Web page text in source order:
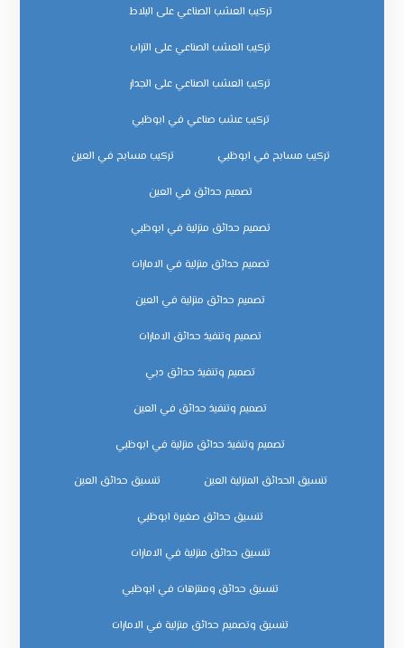
تركيب العشب الصناعي على البلاط
تركيب العشب الصناعي على التراب
تركيب العشب الصناعي على الجدار
تركيب عشب صناعي في ابوظبي
تركيب مسابح في ابوظبي تركيب مسابح في العين
تصميم حدائق في العين
تصميم حدائق منزلية في ابوظبي
تصميم حدائق منزلية في الامارات
تصميم حدائق منزلية في العين
تصميم وتنفيذ حدائق الامارات
تصميم وتنفيذ حدائق دبي
تصميم وتنفيذ حدائق في العين
تصميم وتنفيذ حدائق منزلية في ابوظبي
تنسيق الحدائق المنزلية العين تنسيق حدائق العين
تنسيق حدائق صغيرة ابوظبي
تنسيق حدائق منزلية في الامارات
تنسيق حدائق ومنتزهات في ابوظبي
تنسيق وتصميم حدائق منزلية في الامارات